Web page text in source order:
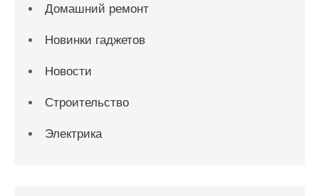
Домашний ремонт
Новинки гаджетов
Новости
Строительство
Электрика